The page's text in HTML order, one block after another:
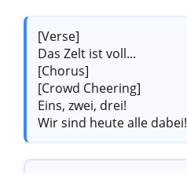
[Verse]
Das Zelt ist voll...
[Chorus]
[Crowd Cheering]
Eins, zwei, drei!
Wir sind heute alle dabei!